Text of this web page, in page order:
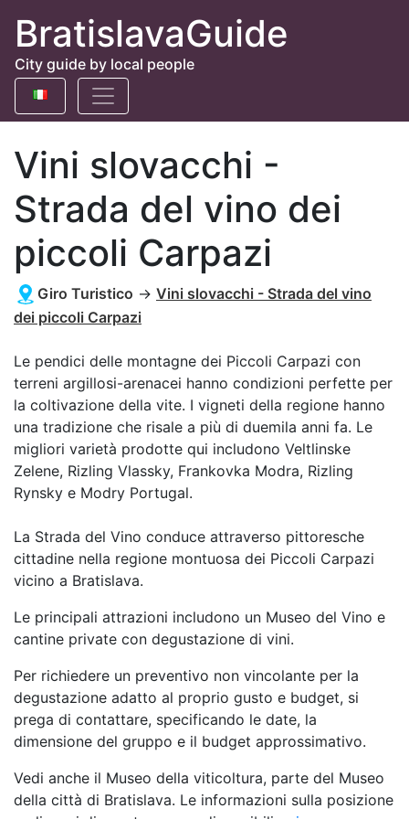
BratislavaGuide
City guide by local people
Vini slovacchi -
Strada del vino dei
piccoli Carpazi
Giro Turistico → Vini slovacchi - Strada del vino
dei piccoli Carpazi
Le pendici delle montagne dei Piccoli Carpazi con
terreni argillosi-arenacei hanno condizioni perfette per
la coltivazione della vite. I vigneti della regione hanno
una tradizione che risale a più di duemila anni fa. Le
migliori varietà prodotte qui includono Veltlinske
Zelene, Rizling Vlassky, Frankovka Modra, Rizling
Rynsky e Modry Portugal.
La Strada del Vino conduce attraverso pittoresche
cittadine nella regione montuosa dei Piccoli Carpazi
vicino a Bratislava.
Le principali attrazioni includono un Museo del Vino e
cantine private con degustazione di vini.
Per richiedere un preventivo non vincolante per la
degustazione adatto al proprio gusto e budget, si
prega di contattare, specificando le date, la
dimensione del gruppo e il budget approssimativo.
Vedi anche il Museo della viticoltura, parte del Museo
della città di Bratislava. Le informazioni sulla posizione